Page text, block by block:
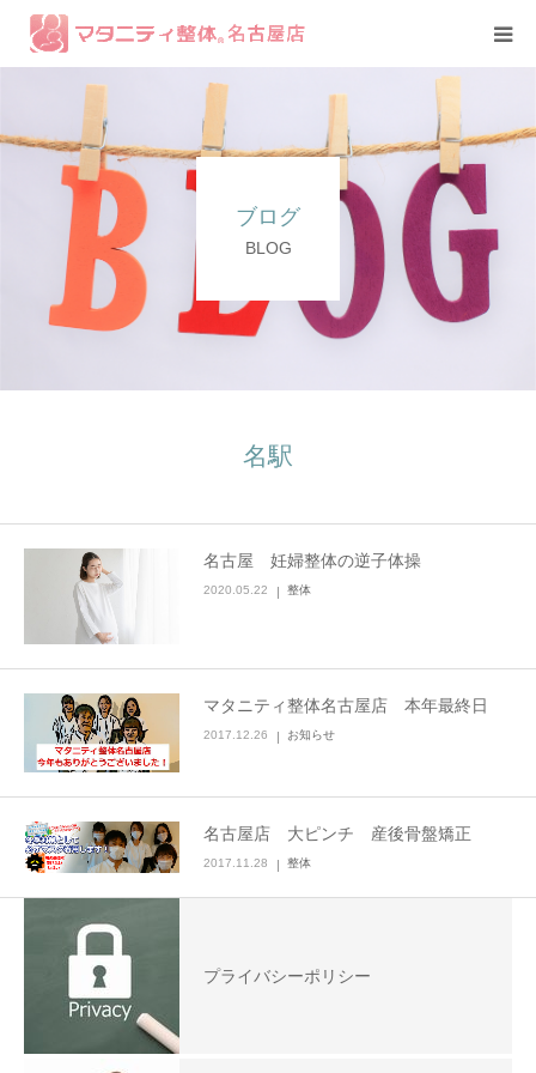
ブログ
BLOG
名駅
名古屋 妊婦整体の逆子体操
2020.05.22 整体
マタニティ整体名古屋店 本年最終日
2017.12.26 お知らせ
名古屋店 大ピンチ 産後骨盤矯正
2017.11.28 整体
プライバシーポリシー
コース紹介
症例
スタッフ